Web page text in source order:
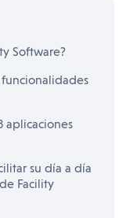
Software?
aplicaciones
su día a día
Facility